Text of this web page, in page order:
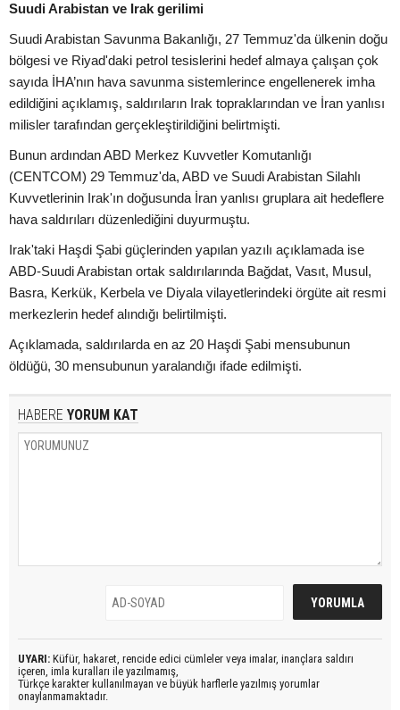
Suudi Arabistan ve Irak gerilimi
Suudi Arabistan Savunma Bakanlığı, 27 Temmuz'da ülkenin doğu
bölgesi ve Riyad'daki petrol tesislerini hedef almaya çalışan çok
sayıda İHA’nın hava savunma sistemlerince engellenerek imha
edildiğini açıklamış, saldırıların Irak topraklarından ve İran yanlısı
milisler tarafından gerçekleştirildiğini belirtmişti.
Bunun ardından ABD Merkez Kuvvetler Komutanlığı
(CENTCOM) 29 Temmuz'da, ABD ve Suudi Arabistan Silahlı
Kuvvetlerinin Irak'ın doğusunda İran yanlısı gruplara ait hedeflere
hava saldırıları düzenlediğini duyurmuştu.
Irak'taki Haşdi Şabi güçlerinden yapılan yazılı açıklamada ise
ABD-Suudi Arabistan ortak saldırılarında Bağdat, Vasıt, Musul,
Basra, Kerkük, Kerbela ve Diyala vilayetlerindeki örgüte ait resmi
merkezlerin hedef alındığı belirtilmişti.
Açıklamada, saldırılarda en az 20 Haşdi Şabi mensubunun
öldüğü, 30 mensubunun yaralandığı ifade edilmişti.
HABERE YORUM KAT
UYARI: Küfür, hakaret, rencide edici cümleler veya imalar, inançlara saldırı
içeren, imla kuralları ile yazılmamış,
Türkçe karakter kullanılmayan ve büyük harflerle yazılmış yorumlar
onaylanmamaktadır.